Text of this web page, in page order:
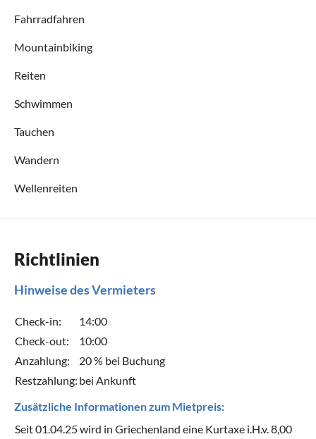
Fahrradfahren
Mountainbiking
Reiten
Schwimmen
Tauchen
Wandern
Wellenreiten
Richtlinien
Hinweise des Vermieters
Check-in:
14:00
Check-out:
10:00
Anzahlung:
20 % bei Buchung
Restzahlung: bei Ankunft
Zusätzliche Informationen zum Mietpreis:
Seit 01.04.25 wird in Griechenland eine Kurtaxe i.H.v. 8,00